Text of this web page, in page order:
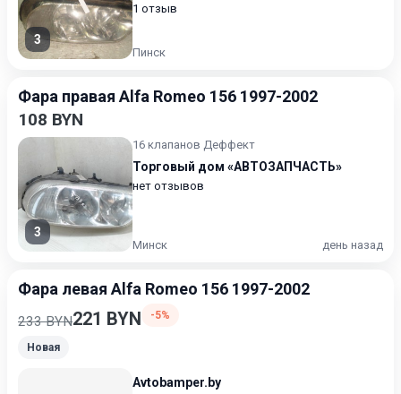
3
1 отзыв
Пинск
Фара правая Alfa Romeo 156 1997-2002
108 BYN
3
16 клапанов Деффект
Торговый дом «АВТОЗАПЧАСТЬ»
нет отзывов
Минск день назад
Фара левая Alfa Romeo 156 1997-2002
233 BYN221 BYN -5%
Новая
Avtobamper.by